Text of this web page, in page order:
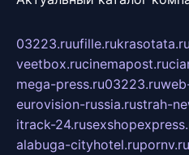
03223.ruufille.rukrasotata.ru
veetbox.rucinemapost.ru
mega-press.ru03223.ru
eurovision-russia.rustrah-
itrack-24.ru
alabuga-cityhotel.rupornv.ru